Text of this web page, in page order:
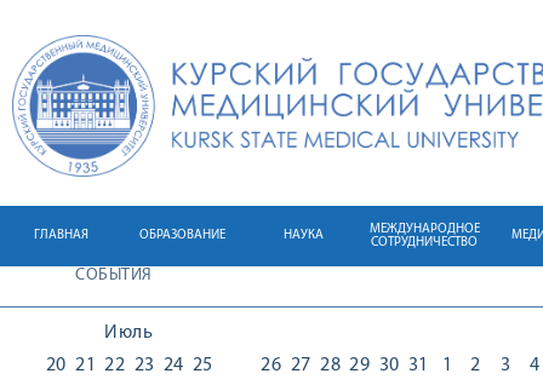
ГЛАВНАЯ ОБРАЗОВАНИЕ НАУКА
МЕЖДУНАРОДНОЕ
СОТРУДНИЧЕСТВО
СОБЫТИЯ
Июль
20 21
22 23 24 25
26 27 28 29 30 31
1
2
3
4